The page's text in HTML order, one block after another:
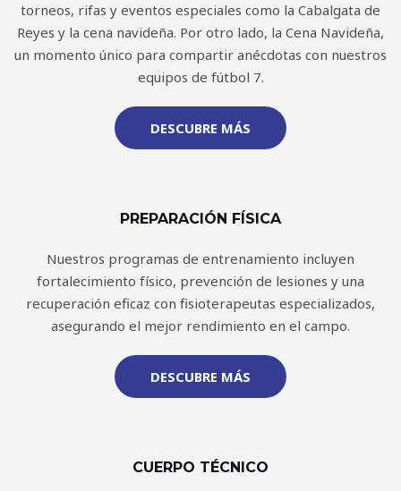
torneos, rifas y eventos especiales como la Cabalgata de
Reyes y la cena navideña. Por otro lado, la Cena Navideña,
un momento único para compartir anécdotas con nuestros
equipos de fútbol 7.
DESCUBRE MÁS
PREPARACIÓN FÍSICA
Nuestros programas de entrenamiento incluyen
fortalecimiento físico, prevención de lesiones y una
recuperación eficaz con fisioterapeutas especializados,
asegurando el mejor rendimiento en el campo.
DESCUBRE MÁS
CUERPO TÉCNICO